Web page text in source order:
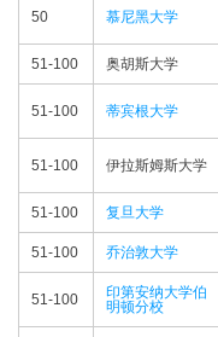
50 慕尼黑大学
51-100 奥胡斯大学
51-100 蒂宾根大学
51-100 伊拉斯姆斯大学
51-100 复旦大学
51-100 乔治敦大学
51-100
印第安纳大学伯
明顿分校